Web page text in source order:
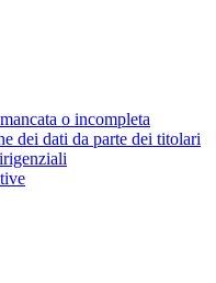
o incompleta
dei dati da parte dei titolari